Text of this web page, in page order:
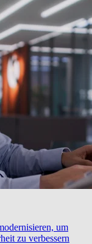
um
zu verbessern